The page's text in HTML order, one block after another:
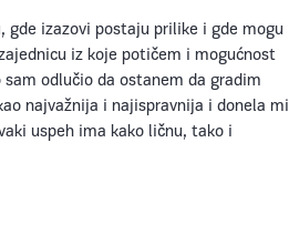
gde izazovi postaju prilike i gde mogu
iz koje potičem i mogućnost
odlučio da ostanem da gradim
najvažnija i najispravnija i donela mi
uspeh ima kako ličnu, tako i